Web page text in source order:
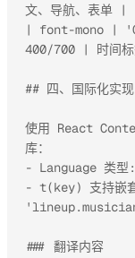
文、导航、表单 |
| font-mono |
400/700 | 时间
## 四、国际化实现
使用 React
库：
- Language
- t(key) 支持嵌
### 翻译内容